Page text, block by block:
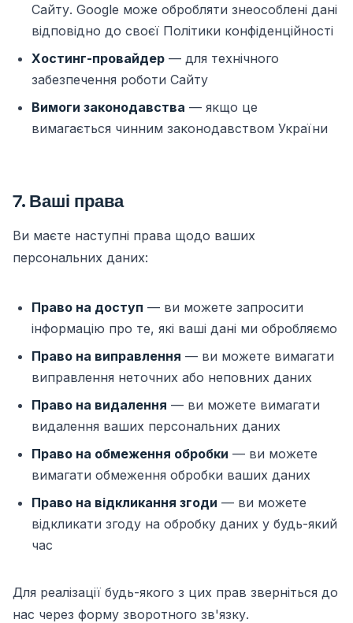
Сайту. Google може обробляти знеособлені дані
відповідно до своєї Політики конфіденційності
Хостинг-провайдер — для технічного
забезпечення роботи Сайту
Вимоги законодавства — якщо це
вимагається чинним законодавством України
7. Ваші права
Ви маєте наступні права щодо ваших
персональних даних:
Право на доступ — ви можете запросити
інформацію про те, які ваші дані ми обробляємо
Право на виправлення — ви можете вимагати
виправлення неточних або неповних даних
Право на видалення — ви можете вимагати
видалення ваших персональних даних
Право на обмеження обробки — ви можете
вимагати обмеження обробки ваших даних
Право на відкликання згоди — ви можете
відкликати згоду на обробку даних у будь-який
час
Для реалізації будь-якого з цих прав зверніться до
нас через форму зворотного зв'язку.